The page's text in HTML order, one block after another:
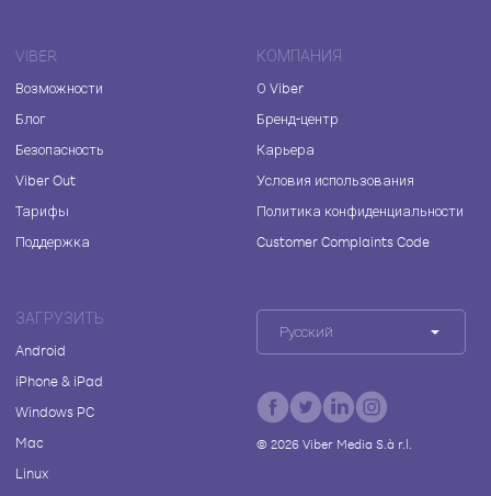
VIBER
Возможности
Блог
Безопасность
Viber Out
Тарифы
Поддержка
КОМПАНИЯ
О Viber
Бренд-центр
Карьера
Условия использования
Политика конфиденциальности
Customer Complaints Code
ЗАГРУЗИТЬ
Android
iPhone & iPad
Windows PC
Mac
Linux
Русский
© 2026Viber Media S.à r.l.